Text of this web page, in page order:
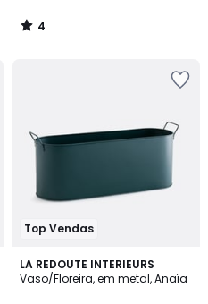
4
/
Top Vendas
LA REDOUTE INTERIEURS
Vaso/Floreira, em metal, Anaïa
4,9
/ 5